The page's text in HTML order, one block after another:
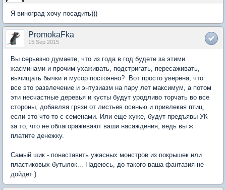
Я виноград хочу посадить)))
PromokaFka
15 Sep 2015
Вы серьезно думаете, что из года в год будете за этими
жасминами и прочим ухаживать, подстригать, пересаживать,
вычищать бычки и мусор постоянно? Вот просто уверена, что
все это развлечение и энтузиазм на пару лет максимум, а потом
эти несчастные деревья и кусты будут уродливо торчать во все
стороны, добавляя грязи от листьев осенью и привлекая птиц,
если это что-то с семенами. Или еще хуже, будут предъявы УК
за то, что не облагораживают ваши насаждения, ведь вы ж
платите денежку.
Самый шик - понаставить ужасных монстров из покрышек или
пластиковых бутылок... Надеюсь, до такого ваша фантазия не
дойдет )